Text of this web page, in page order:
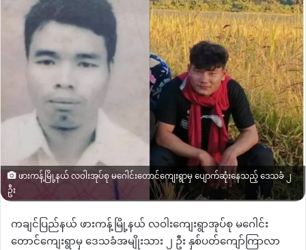
ဖားကန့်မြို့နယ် လဝါးအုပ်စု မဂေါင်းတောင်ကျေးရွာမှ ပျောက်ဆုံးနေသည့် ဒေသခံ ၂
ဦး
ကချင်ပြည်နယ် ဖားကန့်မြို့နယ် လဝါးကျေးရွာအုပ်စု မဂေါင်း
တောင်ကျေးရွာမှ ဒေသခံအမျိုးသား ၂ ဦး နှစ်ပတ်ကျော်ကြာလာ